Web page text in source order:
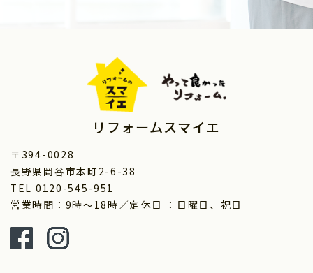
リフォームスマイエ
〒394-0028
長野県岡谷市本町2-6-38
TEL 0120-545-951
営業時間：9時～18時／定休日 ：日曜日、祝日